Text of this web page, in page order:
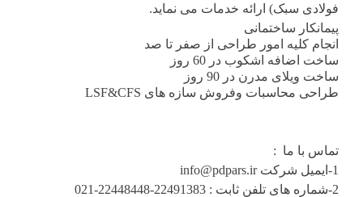
فولادی سبک) ارائه خدمات می نماید.
پیمانکار ساختمانی
انجام کلیه امور طراحی از صفر تا صد
ساخت اضافه اشکوب در 60 روز
ساخت ویلای مدرن در 90 روز
طراحی محاسبات وفروش سازه های LSF&CFS
تماس با ما :
1-ایمیل شرکت info@pdpars.ir
2-شماره های تلفن ثابت : 22491383-22448448-021